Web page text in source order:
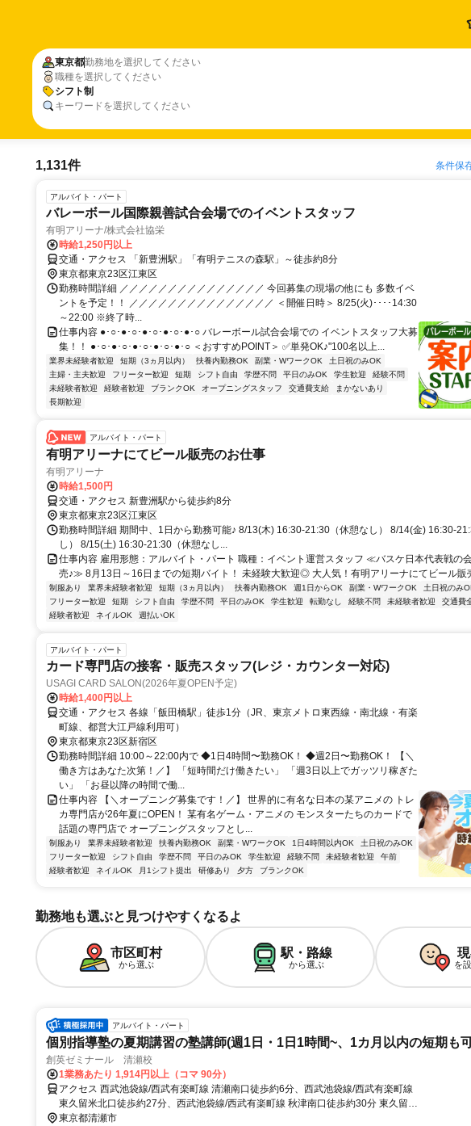
東京都勤務地を選択してください
職種を選択してください
シフト制
キーワードを選択してください
1,131件 条件保
アルバイト・パート
バレーボール国際親善試合会場でのイベントスタッフ
有明アリーナ/株式会社協栄
時給1,250円以上
交通・アクセス 「新豊洲駅」「有明テニスの森駅」～徒歩約8分
東京都東京23区江東区
勤務時間詳細 ／／／／／／／／／／／／／／／ 今回募集の現場の他にも 多数イベ
ントを予定！！ ／／／／／／／／／／／／／／／ ＜開催日時＞ 8/25(火)････14:30
～22:00 ※終了時...
仕事内容 ●･○･●･○･●･○･●･○･●･○ バレーボール試合会場での イベントスタッフ大募
集！！ ●･○･●･○･●･○･●･○･●･○ ＜おすすめPOINT＞ ✅単発OK♪"100名以上...
業界未経験者歓迎 短期（3ヵ月以内） 扶養内勤務OK 副業・WワークOK
土日祝のみOK
主婦・主夫歓迎
フリーター歓迎 短期 シフト自由 学歴不問 平日のみOK 学生歓迎
経験不問
未経験者歓迎
経験者歓迎 ブランクOK オープニングスタッフ 交通費支給
まかないあり
長期歓迎
アルバイト・パート
有明アリーナにてビール販売のお仕事
有明アリーナ
時給1,500円
交通・アクセス 新豊洲駅から徒歩約8分
東京都東京23区江東区
勤務時間詳細 期間中、1日から勤務可能♪ 8/13(木) 16:30-21:30（休憩なし） 8/14(金) 16:30-
し） 8/15(土) 16:30-21:30（休憩なし...
仕事内容 雇用形態：アルバイト・パート 職種：イベント運営スタッフ ≪バスケ日本代表戦の
売♪≫ 8月13日～16日までの短期バイト！ 未経験大歓迎◎ 大人気！有明アリーナにてビール販
制服あり 業界未経験者歓迎 短期（3ヵ月以内） 扶養内勤務OK 週1日からOK 副業・WワークOK
土日祝のみ
フリーター歓迎
短期 シフト自由 学歴不問 平日のみOK 学生歓迎 転勤なし 経験不問 未経験者歓迎
交通費
経験者歓迎
ネイルOK 週払いOK
アルバイト・パート
カード専門店の接客・販売スタッフ(レジ・カウンター対応)
USAGI CARD SALON(2026年夏OPEN予定)
時給1,400円以上
交通・アクセス 各線「飯田橋駅」徒歩1分（JR、東京メトロ東西線・南北線・有楽
町線、都営大江戸線利用可）
東京都東京23区新宿区
勤務時間詳細 10:00～22:00内で ◆1日4時間〜勤務OK！ ◆週2日〜勤務OK！ 【＼
働き方はあなた次第！／】 「短時間だけ働きたい」 「週3日以上でガッツリ稼ぎた
い」 「お昼以降の時間で働...
仕事内容 【＼オープニング募集です！／】 世界的に有名な日本の某アニメの トレ
カ専門店が26年夏にOPEN！ 某有名ゲーム・アニメの モンスターたちのカードで
話題の専門店で オープニングスタッフとし...
制服あり 業界未経験者歓迎 扶養内勤務OK 副業・WワークOK 1日4時間以内OK
土日祝のみOK
フリーター歓迎
シフト自由 学歴不問 平日のみOK 学生歓迎 経験不問 未経験者歓迎
午前
経験者歓迎
ネイルOK 月1シフト提出 研修あり 夕方 ブランクOK
勤務地も選ぶと見つけやすくなるよ
市区町村
から選ぶ
駅・路線
から選ぶ を
アルバイト・パート
個別指導塾の夏期講習の塾講師(週1日・1日1時間~、1カ月以内の短期も
創英ゼミナール 清瀬校
1業務あたり 1,914円以上（コマ 90分）
アクセス 西武池袋線/西武有楽町線 清瀬南口徒歩約6分、西武池袋線/西武有楽町線
東久留米北口徒歩約27分、西武池袋線/西武有楽町線 秋津南口徒歩約30分 東久留米
駅より自転車で11分、秋津駅より自転車で12分
東京都清瀬市